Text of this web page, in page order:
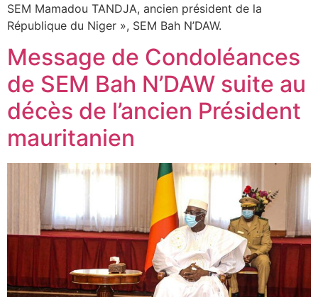
SEM Mamadou TANDJA, ancien président de la
République du Niger », SEM Bah N’DAW.
Message de Condoléances
de SEM Bah N’DAW suite au
décès de l’ancien Président
mauritanien